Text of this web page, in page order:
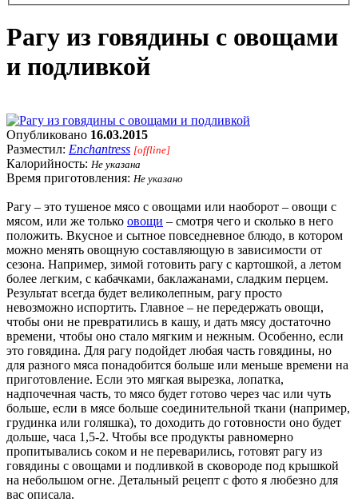
Рагу из говядины с овощами
и подливкой
Опубликовано 16.03.2015
Разместил: Enchantress [offline]
Калорийность: Не указана
Время приготовления: Не указано
Рагу – это тушеное мясо с овощами или наоборот – овощи с
мясом, или же только овощи – смотря чего и сколько в него
положить. Вкусное и сытное повседневное блюдо, в котором
можно менять овощную составляющую в зависимости от
сезона. Например, зимой готовить рагу с картошкой, а летом
более легким, с кабачками, баклажанами, сладким перцем.
Результат всегда будет великолепным, рагу просто
невозможно испортить. Главное – не передержать овощи,
чтобы они не превратились в кашу, и дать мясу достаточно
времени, чтобы оно стало мягким и нежным. Особенно, если
это говядина. Для рагу подойдет любая часть говядины, но
для разного мяса понадобится больше или меньше времени на
приготовление. Если это мягкая вырезка, лопатка,
надпочечная часть, то мясо будет готово через час или чуть
больше, если в мясе больше соединительной ткани (например,
грудинка или голяшка), то доходить до готовности оно будет
дольше, часа 1,5-2. Чтобы все продукты равномерно
пропитывались соком и не переварились, готовят рагу из
говядины с овощами и подливкой в сковороде под крышкой
на небольшом огне. Детальный рецепт с фото я любезно для
вас описала.